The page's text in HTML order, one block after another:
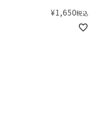
¥1,650税込